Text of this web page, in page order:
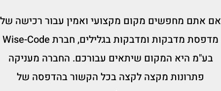
אם אתם מחפשים מקום מקצועי ואמין עבור רכישה של
מדפסת מדבקות ומדבקות בגלילים, חברת Wise-Code
בע"מ היא המקום שיתאים עבורכם. החברה מעניקה
פתרונות מקצה לקצה בכל הקשור בהדפסה של